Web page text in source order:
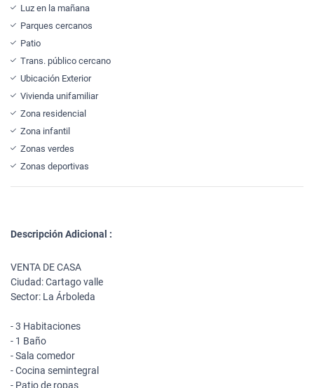
Luz en la mañana
Parques cercanos
Patio
Trans. público cercano
Ubicación Exterior
Vivienda unifamiliar
Zona residencial
Zona infantil
Zonas verdes
Zonas deportivas
Descripción Adicional :
VENTA DE CASA
Ciudad: Cartago valle
Sector: La Árboleda
- 3 Habitaciones
- 1 Baño
- Sala comedor
- Cocina semintegral
- Patio de ropas